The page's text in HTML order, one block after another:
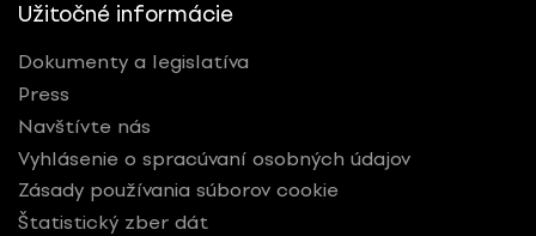
Užitočné informácie
Dokumenty a legislatíva
Press
Navštívte nás
Vyhlásenie o spracúvaní osobných údajov
Zásady používania súborov cookie
Štatistický zber dát